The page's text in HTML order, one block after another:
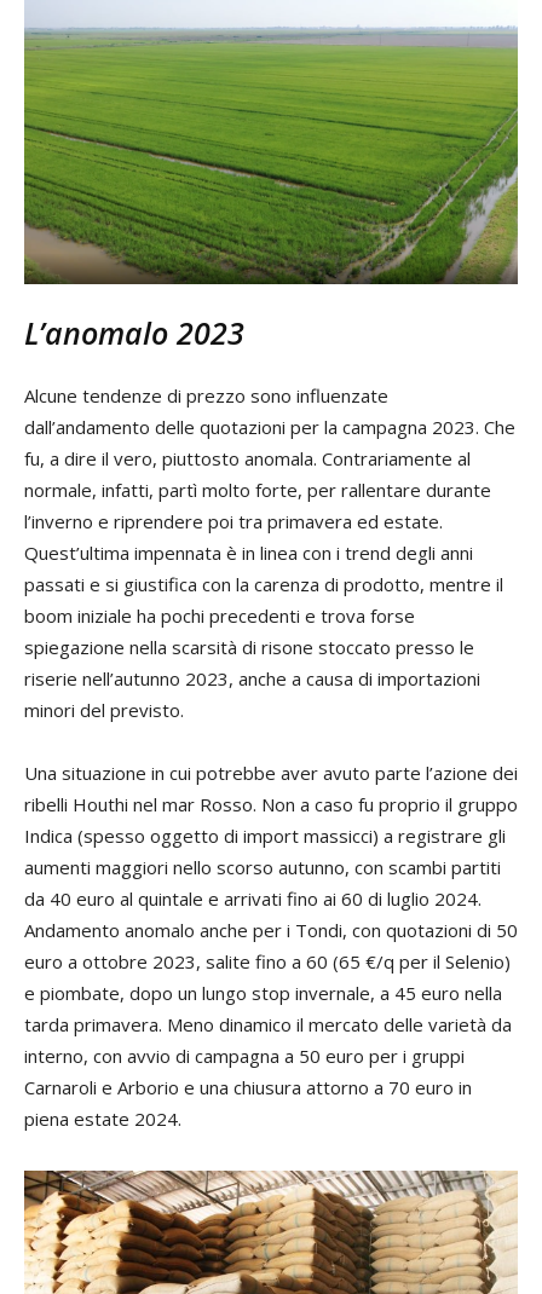
L’anomalo 2023
Alcune tendenze di prezzo sono influenzate
dall’andamento delle quotazioni per la campagna 2023. Che
fu, a dire il vero, piuttosto anomala. Contrariamente al
normale, infatti, partì molto forte, per rallentare durante
l’inverno e riprendere poi tra primavera ed estate.
Quest’ultima impennata è in linea con i trend degli anni
passati e si giustifica con la carenza di prodotto, mentre il
boom iniziale ha pochi precedenti e trova forse
spiegazione nella scarsità di risone stoccato presso le
riserie nell’autunno 2023, anche a causa di importazioni
minori del previsto.
Una situazione in cui potrebbe aver avuto parte l’azione dei
ribelli Houthi nel mar Rosso. Non a caso fu proprio il gruppo
Indica (spesso oggetto di import massicci) a registrare gli
aumenti maggiori nello scorso autunno, con scambi partiti
da 40 euro al quintale e arrivati fino ai 60 di luglio 2024.
Andamento anomalo anche per i Tondi, con quotazioni di 50
euro a ottobre 2023, salite fino a 60 (65 €/q per il Selenio)
e piombate, dopo un lungo stop invernale, a 45 euro nella
tarda primavera. Meno dinamico il mercato delle varietà da
interno, con avvio di campagna a 50 euro per i gruppi
Carnaroli e Arborio e una chiusura attorno a 70 euro in
piena estate 2024.